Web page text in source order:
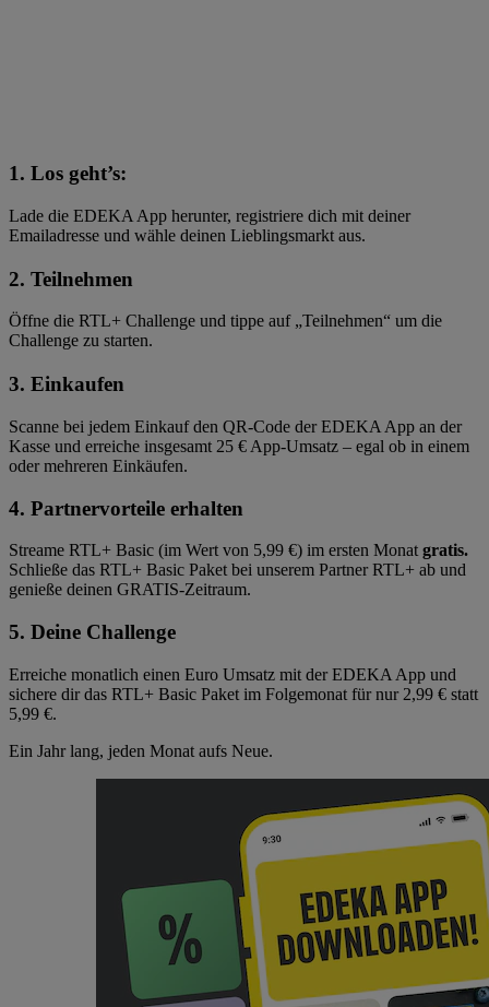
1. Los geht’s:
Lade die EDEKA App herunter, registriere dich mit deiner
Emailadresse und wähle deinen Lieblingsmarkt aus.
2. Teilnehmen
Öffne die RTL+ Challenge und tippe auf „Teilnehmen“ um die
Challenge zu starten.
3. Einkaufen
Scanne bei jedem Einkauf den QR-Code der EDEKA App an der
Kasse und erreiche insgesamt 25 € App-Umsatz – egal ob in einem
oder mehreren Einkäufen.
4. Partnervorteile erhalten
Streame RTL+ Basic (im Wert von 5,99 €) im ersten Monat gratis.
Schließe das RTL+ Basic Paket bei unserem Partner RTL+ ab und
genieße deinen GRATIS-Zeitraum.
5. Deine Challenge
Erreiche monatlich einen Euro Umsatz mit der EDEKA App und
sichere dir das RTL+ Basic Paket im Folgemonat für nur 2,99 € statt
5,99 €.
Ein Jahr lang, jeden Monat aufs Neue.